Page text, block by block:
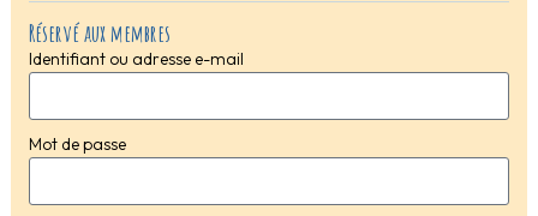
Réservé aux membres
Identifiant ou adresse e-mail
Mot de passe